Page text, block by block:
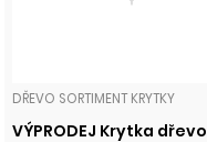
DŘEVO SORTIMENT KRYTKY
VÝPRODEJ Krytka dřevo